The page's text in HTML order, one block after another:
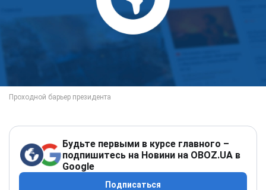
Будьте первыми в курсе главного –
подпишитесь на Новини на OBOZ.UA в
Google
Подписаться